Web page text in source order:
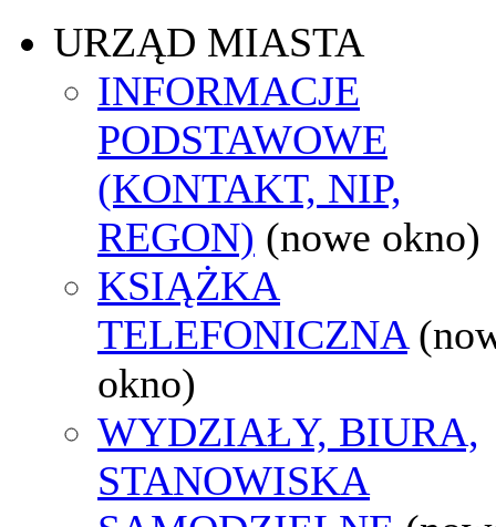
URZĄD MIASTA
INFORMACJE
PODSTAWOWE
(KONTAKT, NIP,
REGON) (nowe okno)
KSIĄŻKA
TELEFONICZNA
okno)
WYDZIAŁY, BIURA,
STANOWISKA